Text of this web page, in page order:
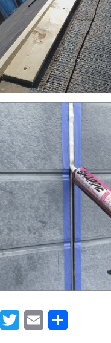
F
T
E